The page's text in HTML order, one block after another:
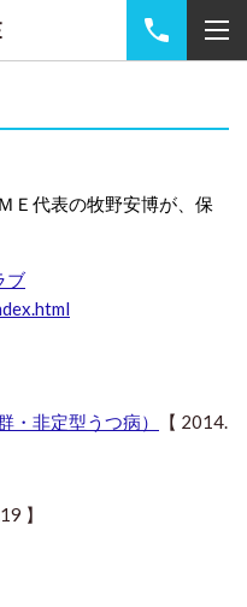
Ｅ代表の牧野安博が、保
ブ
・非定型うつ病）
【 2014.
】